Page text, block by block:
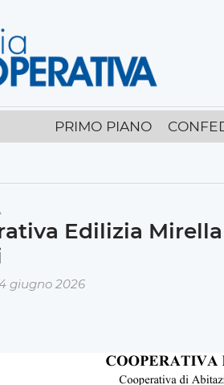
PRIMO PIANO
Edilizia
giugno 2026